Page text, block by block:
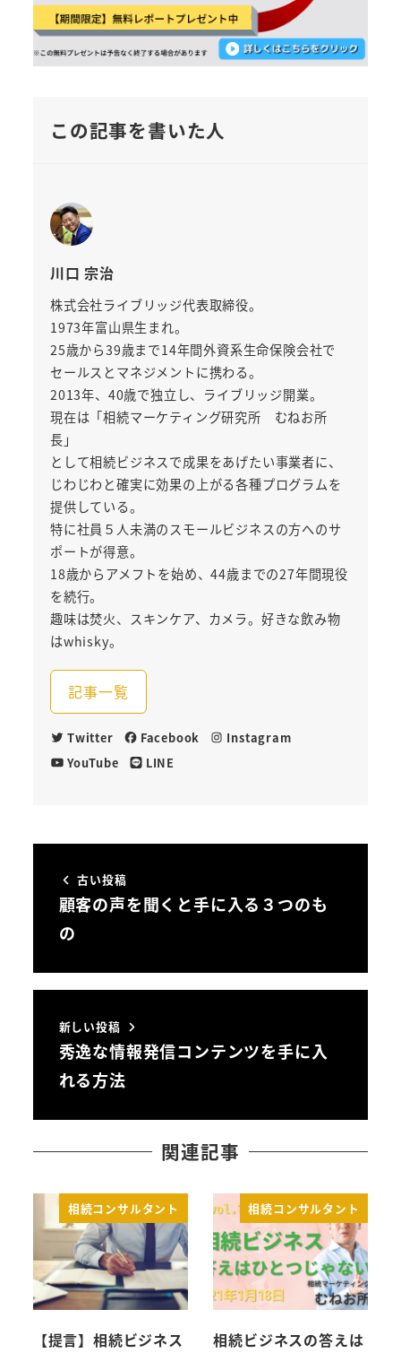
この記事を書いた人
川口 宗治
株式会社ライブリッジ代表取締役。
1973年富山県生まれ。
25歳から39歳まで14年間外資系生命保険会社で
セールスとマネジメントに携わる。
2013年、40歳で独立し、ライブリッジ開業。
現在は「相続マーケティング研究所 むねお所
長」
として相続ビジネスで成果をあげたい事業者に、
じわじわと確実に効果の上がる各種プログラムを
提供している。
特に社員５人未満のスモールビジネスの方へのサ
ポートが得意。
18歳からアメフトを始め、44歳までの27年間現役
を続行。
趣味は焚火、スキンケア、カメラ。好きな飲み物
はwhisky。
記事一覧
Twitter Facebook
Instagram
YouTube
LINE
古い投稿
顧客の声を聞くと手に入る３つのも
の
新しい投稿
秀逸な情報発信コンテンツを手に入
れる方法
関連記事
相続コンサルタント
【提言】相続ビジネス
相続コンサルタント
相続ビジネスの答えは